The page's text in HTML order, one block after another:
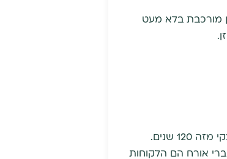
מורכבת בלא מעט
מאפית Ariston נחשבה למוסד בחלק הזה של הפלקה. ההסטוריה של משפחת 'לובוטיס' שבויה בקונספט הבצקי מזה 120 שנים.
אורח הם הלקוחות